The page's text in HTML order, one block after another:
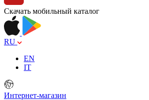
Скачать мобильный каталог
RU
EN
IT
Интернет-магазин